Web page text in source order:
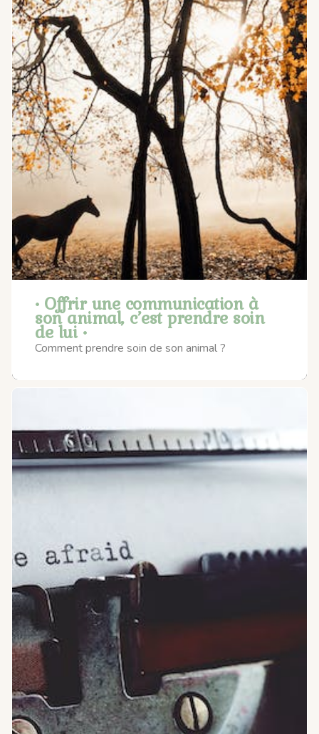
• Offrir une communication à
son animal, c’est prendre soin
de lui •
Comment prendre soin de son animal ?